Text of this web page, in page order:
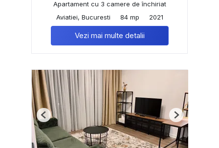
Apartament cu 3 camere de închiriat
Aviatiei, Bucuresti
84 mp 2021
Vezi mai multe detalii
Previous Next